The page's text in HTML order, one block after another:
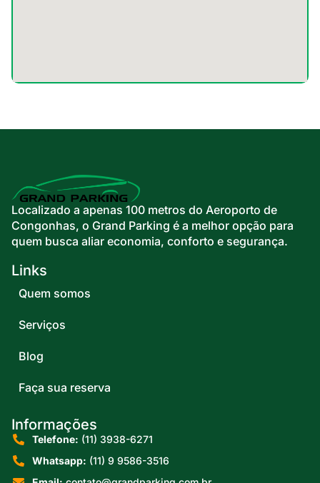
Localizado a apenas 100 metros do Aeroporto de
Congonhas, o Grand Parking é a melhor opção para
quem busca aliar economia, conforto e segurança.
Links
Quem somos
Serviços
Blog
Faça sua reserva
Informações
Telefone: (11) 3938-6271
Whatsapp: (11) 9 9586-3516